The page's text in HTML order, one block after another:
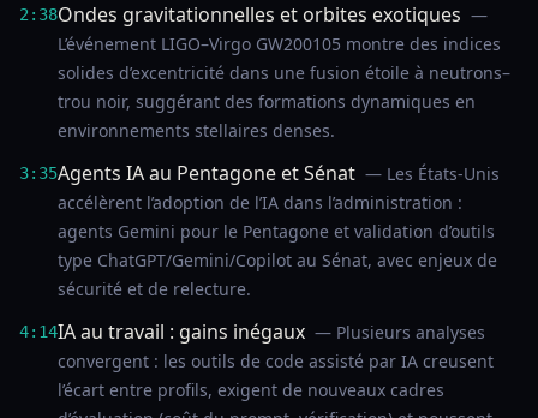
2:38Ondes gravitationnelles et orbites exotiques —
L’événement LIGO–Virgo GW200105 montre des indices
solides d’excentricité dans une fusion étoile à neutrons–
trou noir, suggérant des formations dynamiques en
environnements stellaires denses.
3:35Agents IA au Pentagone et Sénat — Les États-Unis
accélèrent l’adoption de l’IA dans l’administration :
agents Gemini pour le Pentagone et validation d’outils
type ChatGPT/Gemini/Copilot au Sénat, avec enjeux de
sécurité et de relecture.
4:14IA au travail : gains inégaux — Plusieurs analyses
convergent : les outils de code assisté par IA creusent
l’écart entre profils, exigent de nouveaux cadres